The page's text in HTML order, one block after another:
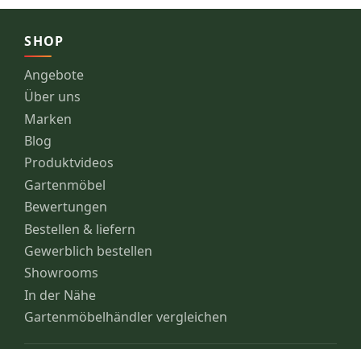
SHOP
Angebote
Über uns
Marken
Blog
Produktvideos
Gartenmöbel
Bewertungen
Bestellen & liefern
Gewerblich bestellen
Showrooms
In der Nähe
Gartenmöbelhändler vergleichen